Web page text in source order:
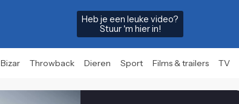
Heb je een leuke video?
Stuur 'm hier in!
Bizar Throwback Dieren Sport Films & trailers TV